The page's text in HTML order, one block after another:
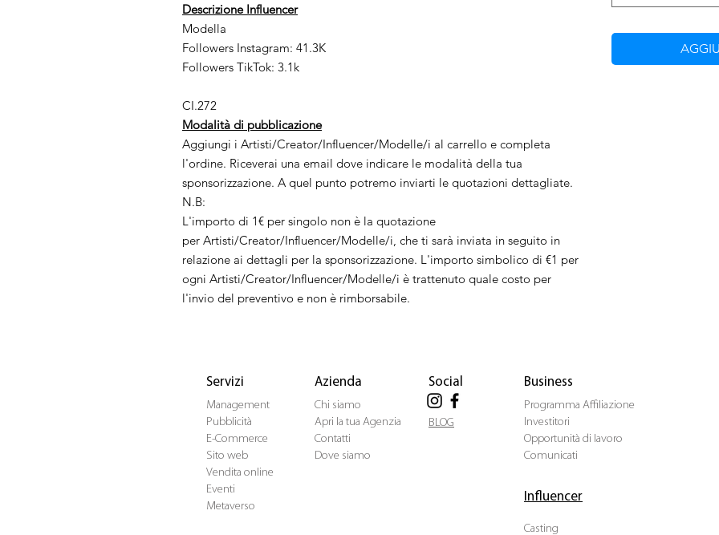
Descrizione Influencer
Modella
Followers Instagram: 41.3K
Followers TikTok: 3.1k
CI.272
Modalità di pubblicazione
Aggiungi i Artisti/Creator/Influencer/Modelle/i al carrello e completa
l'ordine. Riceverai una email dove indicare le modalità della tua
sponsorizzazione. A quel punto potremo inviarti le quotazioni dettagliate.
N.B:
L'importo di 1€ per singolo non è la quotazione
per Artisti/Creator/Influencer/Modelle/i, che ti sarà inviata in seguito in
relazione ai dettagli per la sponsorizzazione. L'importo simbolico di €1 per
ogni Artisti/Creator/Influencer/Modelle/i è trattenuto quale costo per
l'invio del preventivo e non è rimborsabile.
Servizi
Management
Pubblicità
E-Commerce
Sito web
Vendita online
Eventi
Metaverso
Azienda
Chi siamo
Apri la tua Agenzia
Contatti
Dove siamo
Social
BLOG
Business
Programma Affiliazione
Investitori
Opportunità di lavoro
Comunicati
Influencer
Casting